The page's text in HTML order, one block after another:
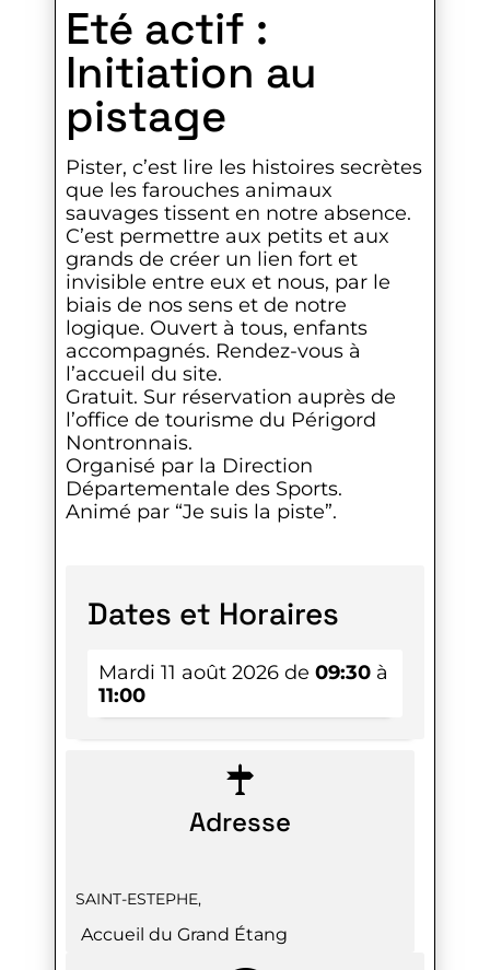
Eté actif :
Initiation au
pistage
Pister, c’est lire les histoires secrètes
que les farouches animaux
sauvages tissent en notre absence.
C’est permettre aux petits et aux
grands de créer un lien fort et
invisible entre eux et nous, par le
biais de nos sens et de notre
logique. Ouvert à tous, enfants
accompagnés. Rendez-vous à
l’accueil du site.
Gratuit. Sur réservation auprès de
l’office de tourisme du Périgord
Nontronnais.
Organisé par la Direction
Départementale des Sports.
Animé par “Je suis la piste”.
Dates et Horaires
Mardi 11 août 2026 de 09:30à
11:00
Adresse
SAINT-ESTEPHE,
Accueil du Grand Étang